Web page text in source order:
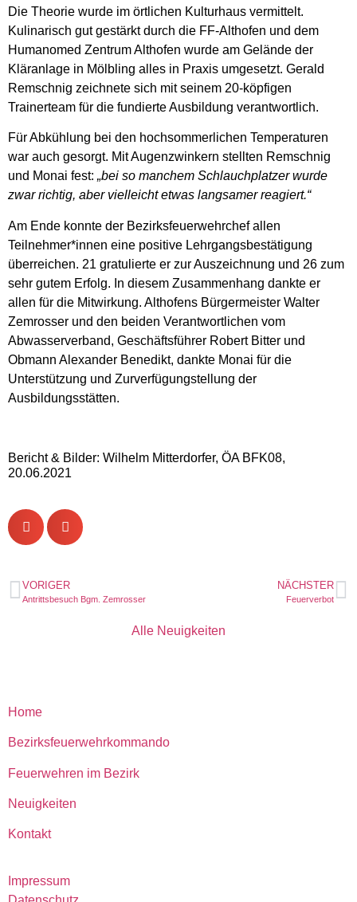
Die Theorie wurde im örtlichen Kulturhaus vermittelt.
Kulinarisch gut gestärkt durch die FF-Althofen und dem
Humanomed Zentrum Althofen wurde am Gelände der
Kläranlage in Mölbling alles in Praxis umgesetzt. Gerald
Remschnig zeichnete sich mit seinem 20-köpfigen
Trainerteam für die fundierte Ausbildung verantwortlich.
Für Abkühlung bei den hochsommerlichen Temperaturen
war auch gesorgt. Mit Augenzwinkern stellten Remschnig
und Monai fest: „bei so manchem Schlauchplatzer wurde
zwar richtig, aber vielleicht etwas langsamer reagiert.“
Am Ende konnte der Bezirksfeuerwehrchef allen
Teilnehmer*innen eine positive Lehrgangsbestätigung
überreichen. 21 gratulierte er zur Auszeichnung und 26 zum
sehr gutem Erfolg. In diesem Zusammenhang dankte er
allen für die Mitwirkung. Althofens Bürgermeister Walter
Zemrosser und den beiden Verantwortlichen vom
Abwasserverband, Geschäftsführer Robert Bitter und
Obmann Alexander Benedikt, dankte Monai für die
Unterstützung und Zurverfügungstellung der
Ausbildungsstätten.
Bericht & Bilder: Wilhelm Mitterdorfer, ÖA BFK08,
20.06.2021
VORIGER
Antrittsbesuch Bgm. Zemrosser
NÄCHSTER
Feuerverbot
Alle Neuigkeiten
Home
Bezirksfeuerwehrkommando
Feuerwehren im Bezirk
Neuigkeiten
Kontakt
Impressum